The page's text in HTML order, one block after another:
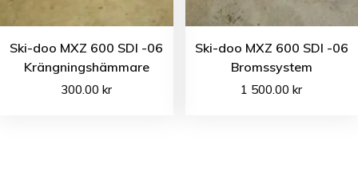
Ski-doo MXZ 600 SDI -06
Krängningshämmare
300.00kr
Ski-doo MXZ 600 SDI -06
Bromssystem
1 500.00kr